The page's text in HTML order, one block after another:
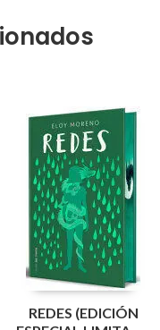
REDES (EDICIÓN